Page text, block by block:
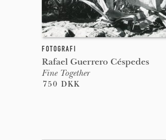
FOTOGRAFI
Rafael Guerrero Céspedes
Fine Together
750 DKK